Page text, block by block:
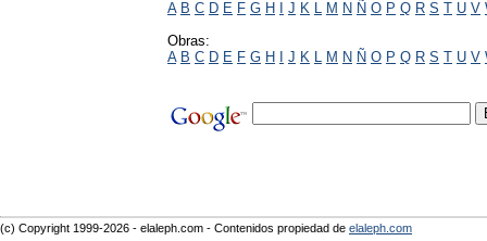
A B C D E F G H I J K L M N Ñ O P Q R S T U V
Obras:
A B C D E F G H I J K L M N Ñ O P Q R S T U V
(c) Copyright 1999-2026 - elaleph.com - Contenidos propiedad de elaleph.com